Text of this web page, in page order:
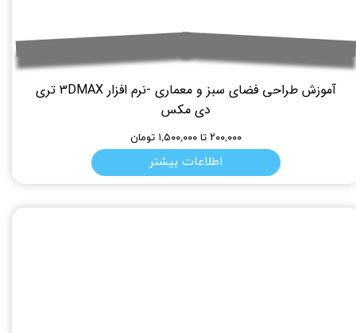
آموزش طراحی فضای سبز و معماری -نرم افزار 3DMAX تری
دی مکس
۲۰۰,۰۰۰ تا ۱,۵۰۰,۰۰۰ تومان
اطلاعات بیشتر